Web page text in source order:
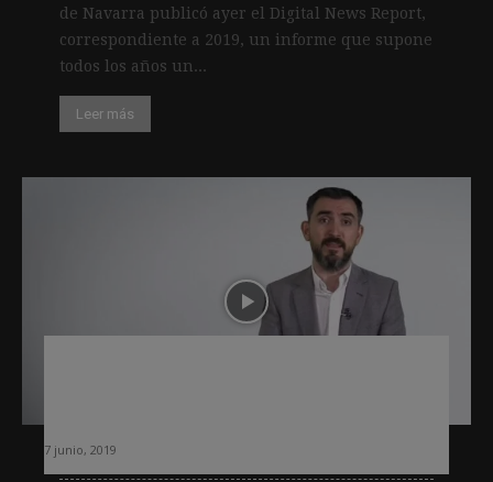
de Navarra publicó ayer el Digital News Report,
correspondiente a 2019, un informe que supone
todos los años un...
Leer más
7 junio, 2019